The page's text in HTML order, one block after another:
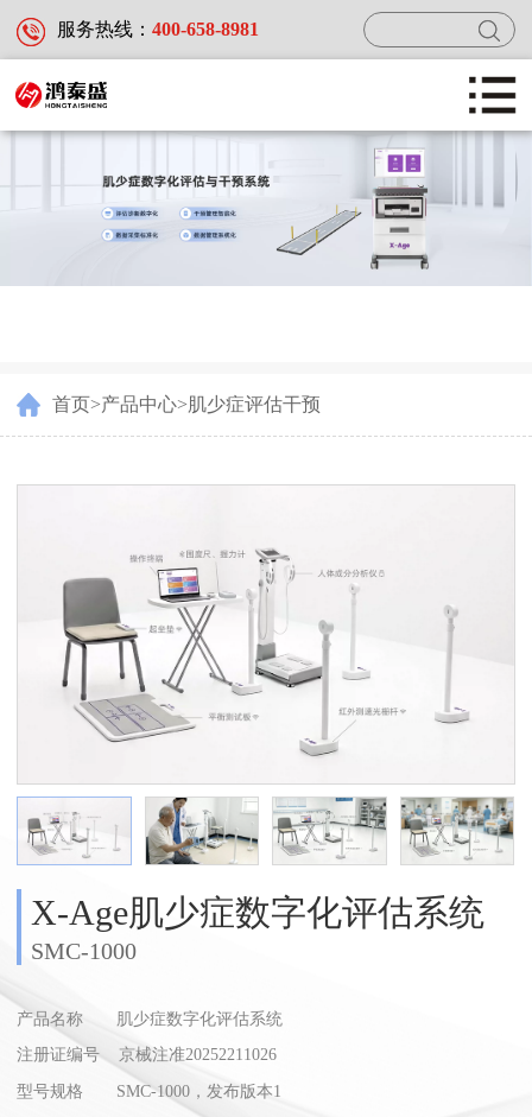
服务热线： 400-658-8981
服务及案例
首页>产品中心> 肌少症评估干预
X-Age肌少症数字化评估系统
SMC-1000
产品名称 肌少症数字化评估系统
注册证编号 京械注准20252211026
型号规格 SMC-1000，发布版本1